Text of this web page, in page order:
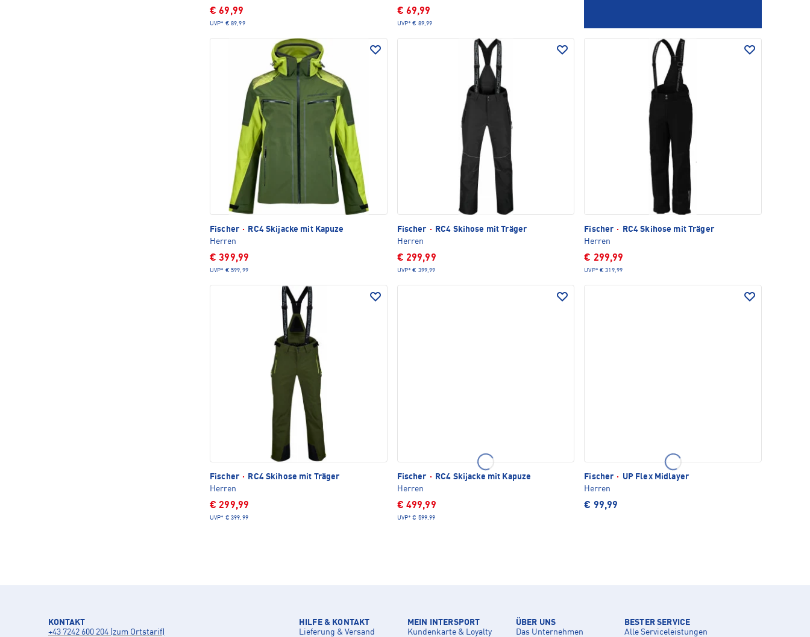
€ 69,99
UVP* € 89,99
€ 69,99
UVP* € 89,99
Fischer ·
RC4 Skijacke mit Kapuze
Herren
€ 399,99
UVP* € 599,99
Fischer ·
RC4 Skihose mit Träger
Herren
€ 299,99
UVP* € 399,99
Fischer ·
RC4 Skihose mit Träger
Herren
€ 299,99
UVP* € 319,99
Fischer ·
RC4 Skihose mit Träger
Herren
€ 299,99
UVP* € 399,99
Fischer ·
RC4 Skijacke mit Kapuze
Herren
€ 499,99
UVP* € 599,99
Fischer · UP Flex Midlayer
Herren
€ 99,99
KONTAKT
+43 7242 600 204 (zum Ortstarif)
HILFE & KONTAKT
Lieferung & Versand
MEIN INTERSPORT
Kundenkarte & Loyalty
ÜBER UNS
Das Unternehmen
BESTER SERVICE
Alle Serviceleistungen